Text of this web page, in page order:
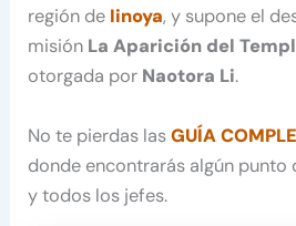
región de Iinoya, y supone el
misión La Aparición del
otorgada por Naotora Li.
No te pierdas lasGUÍA
donde encontrarás algún punto
y todos los jefes.